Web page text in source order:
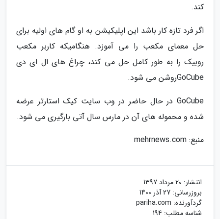
کند.
اگر فرد تازه کار باشد این اپلیکیشن به او گام های اولیه برای
حل معمای مکعب را می آموزد. هنگامیکه کاربر مکعب
روبیک را به طور کامل حل می کند، چراغ های ال ای دی
GoCubeروشن می شود.
GoCube در حال حاضر در وب سایت کیک استارتر عرضه
شده و محموله های آن در مارس سال آتی بارگیری می شود.
منبع: mehrnews.com
انتشار: 20 مرداد 1397
بروزرسانی: 27 آذر 1400
گردآورنده: pariha.com
شناسه مطلب: 194